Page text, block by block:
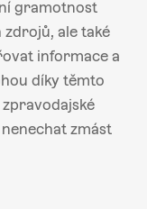
gramotnost
zdrojů, ale také
informace a
díky těmto
zmást